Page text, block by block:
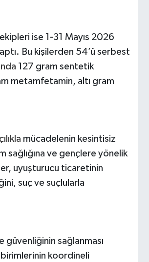
ise 1-31 Mayıs 2026
Bu kişilerden 54’ü serbest
127 gram sentetik
metamfetamin, altı gram
mücadelenin kesintisiz
sağlığına ve gençlere yönelik
uyuşturucu ticaretinin
suç ve suçlularla
güvenliğinin sağlanması
birimlerinin koordineli